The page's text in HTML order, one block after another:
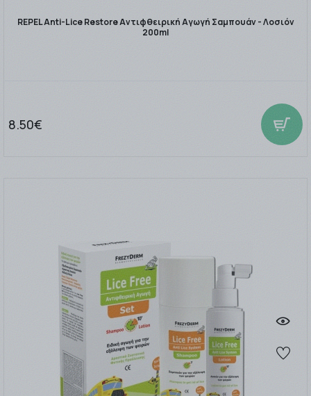
REPEL Anti-Lice Restore Αντιφθειρική Αγωγή Σαμπουάν - Λοσιόν
200ml
8.50€